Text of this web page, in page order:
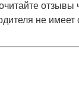
отзывы
не